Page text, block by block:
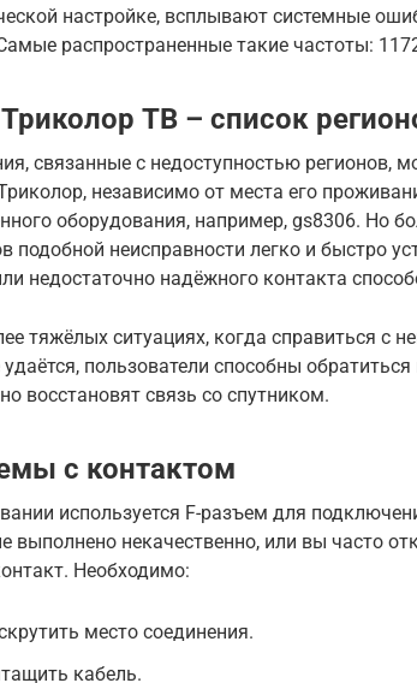
настройке, всплывают системные
распространенные такие частоты:
ТВ – список
связанные с недоступностью регионов,
независимо от места его
оборудования, например, gs8306. Но
подобной неисправности легко и быстро
недостаточно надёжного контакта
тяжёлых ситуациях, когда справиться с
пользователи способны
восстановят связь со спутником.
с контактом
используется F-разъем для
выполнено некачественно, или вы часто
Необходимо:
место соединения.
кабель.